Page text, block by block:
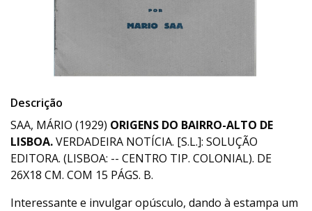
Descrição
SAA, MÁRIO (1929) ORIGENS DO BAIRRO-ALTO DE
LISBOA.VERDADEIRA NOTÍCIA. [S.L.]: SOLUÇÃO
EDITORA. (LISBOA: -- CENTRO TIP. COLONIAL). DE
26X18 CM. COM 15 PÁGS. B.
Interessante e invulgar opúsculo, dando à estampa um